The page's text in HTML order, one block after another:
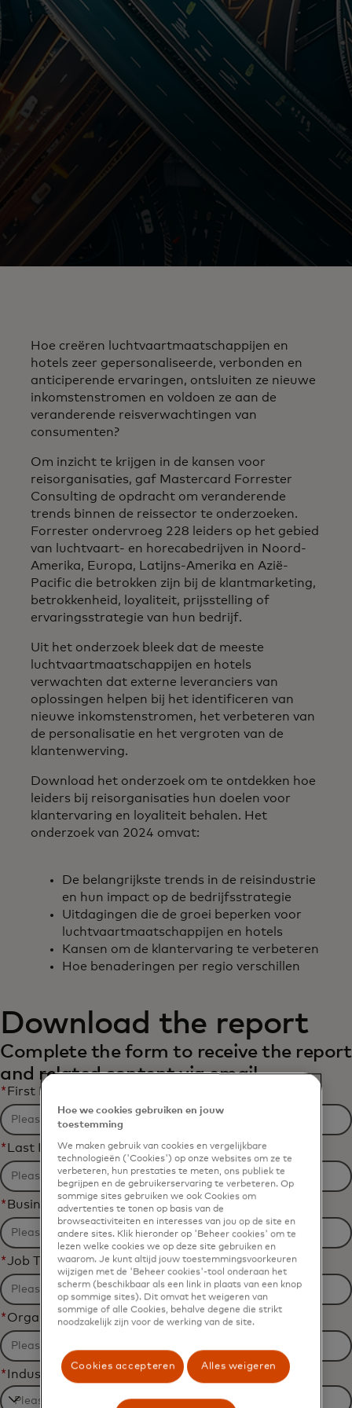
Hoe creëren luchtvaartmaatschappijen en
hotels zeer gepersonaliseerde, verbonden en
anticiperende ervaringen, ontsluiten ze nieuwe
inkomstenstromen en voldoen ze aan de
veranderende reisverwachtingen van
consumenten?
Om inzicht te krijgen in de kansen voor
reisorganisaties, gaf Mastercard Forrester
Consulting de opdracht om veranderende
trends binnen de reissector te onderzoeken.
Forrester ondervroeg 228 leiders op het gebied
van luchtvaart- en horecabedrijven in Noord-
Amerika, Europa, Latijns-Amerika en Azië-
Pacific die betrokken zijn bij de klantmarketing,
betrokkenheid, loyaliteit, prijsstelling of
ervaringsstrategie van hun bedrijf.
Uit het onderzoek bleek dat de meeste
luchtvaartmaatschappijen en hotels
verwachten dat externe leveranciers van
oplossingen helpen bij het identificeren van
nieuwe inkomstenstromen, het verbeteren van
de personalisatie en het vergroten van de
klantenwerving.
Download het onderzoek om te ontdekken hoe
leiders bij reisorganisaties hun doelen voor
klantervaring en loyaliteit behalen. Het
onderzoek van 2024 omvat:
De belangrijkste trends in de reisindustrie
en hun impact op de bedrijfsstrategie
Uitdagingen die de groei beperken voor
luchtvaartmaatschappijen en hotels
Kansen om de klantervaring te verbeteren
Hoe benaderingen per regio verschillen
Download the report
Complete the form to receive the report
and related content via email.
* First Name
* Last Name
* Business Email Address
*Job Title
*Organization Name
* Industry
Hoe we cookies gebruiken en jouw
toestemming
We maken gebruik van cookies en vergelijkbare
technologieën ('Cookies') op onze websites om ze te
verbeteren, hun prestaties te meten, ons publiek te
begrijpen en de gebruikerservaring te verbeteren. Op
sommige sites gebruiken we ook Cookies om
advertenties te tonen op basis van de
browseactiviteiten en interesses van jou op de site en
andere sites. Klik hieronder op 'Beheer cookies' om te
lezen welke cookies we op deze site gebruiken en
waarom. Je kunt altijd jouw toestemmingsvoorkeuren
wijzigen met de 'Beheer cookies'-tool onderaan het
scherm (beschikbaar als een link in plaats van een knop
op sommige sites). Dit omvat het weigeren van
sommige of alle Cookies, behalve degene die strikt
noodzakelijk zijn voor de werking van de site.
Cookies accepteren Alles weigeren